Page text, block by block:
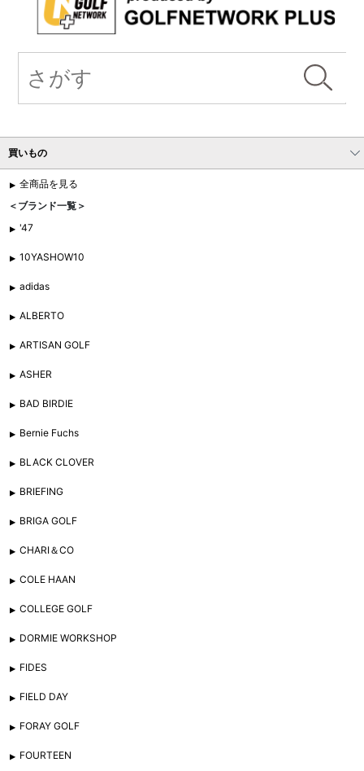
買いもの
全商品を見る
＜ブランド一覧＞
'47
10YASHOW10
adidas
ALBERTO
ARTISAN GOLF
ASHER
BAD BIRDIE
Bernie Fuchs
BLACK CLOVER
BRIEFING
BRIGA GOLF
CHARI＆CO
COLE HAAN
COLLEGE GOLF
DORMIE WORKSHOP
FIDES
FIELD DAY
FORAY GOLF
FOURTEEN